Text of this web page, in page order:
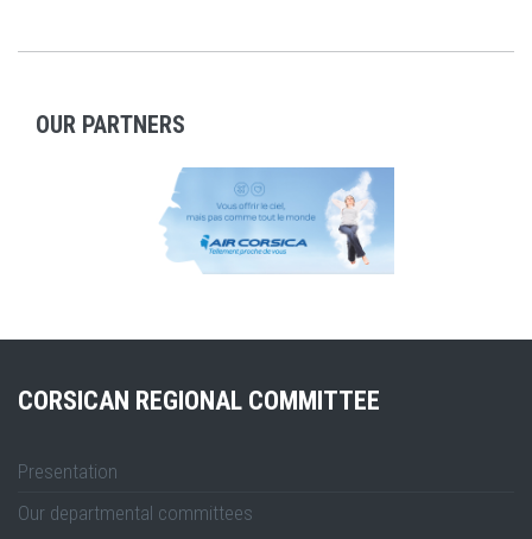
OUR PARTNERS
CORSICAN REGIONAL COMMITTEE
Presentation
Our departmental committees